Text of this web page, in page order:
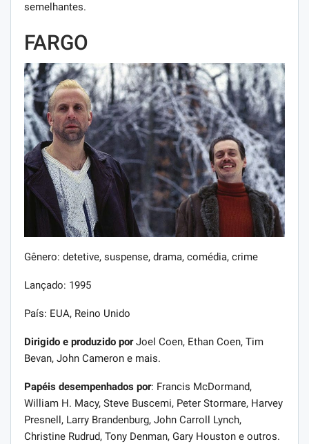
semelhantes.
FARGO
Gênero: detetive, suspense, drama, comédia, crime
Lançado: 1995
País: EUA, Reino Unido
Dirigido e produzido porJoel Coen, Ethan Coen, Tim
Bevan, John Cameron e mais.
Papéis desempenhados por: Francis McDormand,
William H. Macy, Steve Buscemi, Peter Stormare, Harvey
Presnell, Larry Brandenburg, John Carroll Lynch,
Christine Rudrud, Tony Denman, Gary Houston e outros.